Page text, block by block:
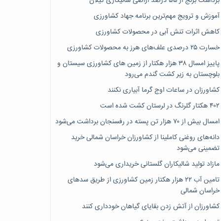
آموزش و ترویج مهم‌ترین برنامه جهاد کشاورزی
کاهش اثرات تنش آبی در محصولات کشاورزی
خسارت ۲۵ درصدی علف‌های هرز به محصولات کشاورزی
پاییز امسال ۳۸ هزار هکتار از زمین های کشاورزی سیستان و
بلوچستان به زیر کشت گندم می‌رود
کشاورزان در ساعات اوج گرما آبیاری نکنند
۴۰۲ هکتار گلرنگ در لرستان کشت شده است
امسال بیش از ۷۰ هزار تن پسته در رفسنجان برداشت می‌شود
دانه‌های روغنی کاملینا از کشاورزان خراسان شمالی خرید
تضمینی می‌شود
مازاد تولید شالیکاران گلستانی خریداری می‌شود
تامین آب ۲۲ هزار هکتار زمین کشاورزی از طریق سدهای
خراسان شمالی
کشاورزان از آتش زدن بقایای گیاهان خودداری کنند